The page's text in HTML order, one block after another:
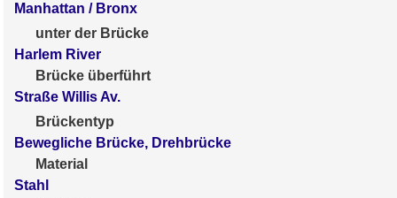
Manhattan / Bronx
unter der Brücke
Harlem River
Brücke überführt
Straße Willis Av.
Brückentyp
Bewegliche Brücke, Drehbrücke
Material
Stahl